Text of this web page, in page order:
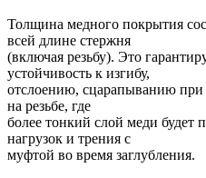
Толщина медного покрытия
всей длине стержня
(включая резьбу). Это
устойчивость к изгибу,
отслоению, сцарапыванию
на резьбе, где
более тонкий слой меди будет
нагрузок и трения с
муфтой во время заглубления.